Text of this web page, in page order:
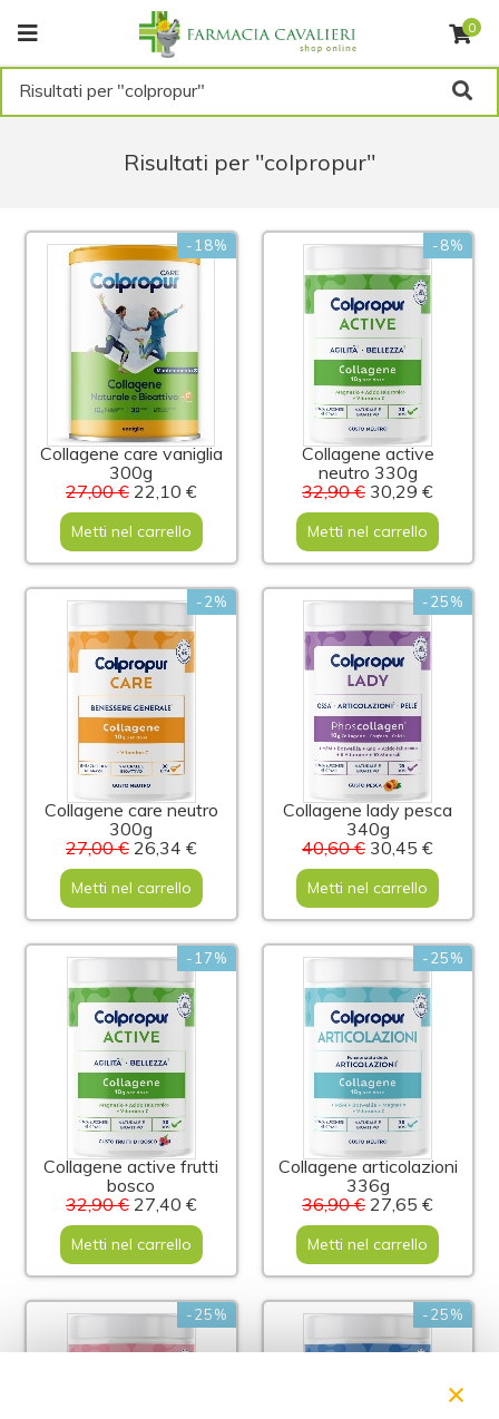
0
Risultati per "colpropur"
Risultati per "colpropur"
-18%
Collagene care vaniglia
300g
27,00 €22,10 €
Metti nel carrello
-8%
Collagene active
neutro 330g
32,90 € 30,29 €
Metti nel carrello
-2%
Collagene care neutro
300g
27,00 €26,34 €
Metti nel carrello
-25%
Collagene lady pesca
340g
40,60 € 30,45 €
Metti nel carrello
-17%
Collagene active frutti
bosco
32,90 €27,40 €
Metti nel carrello
-25%
Collagene articolazioni
336g
36,90 € 27,65 €
Metti nel carrello
-25% -25%
×